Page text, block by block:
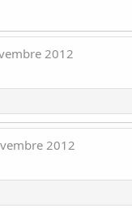
2012
2012